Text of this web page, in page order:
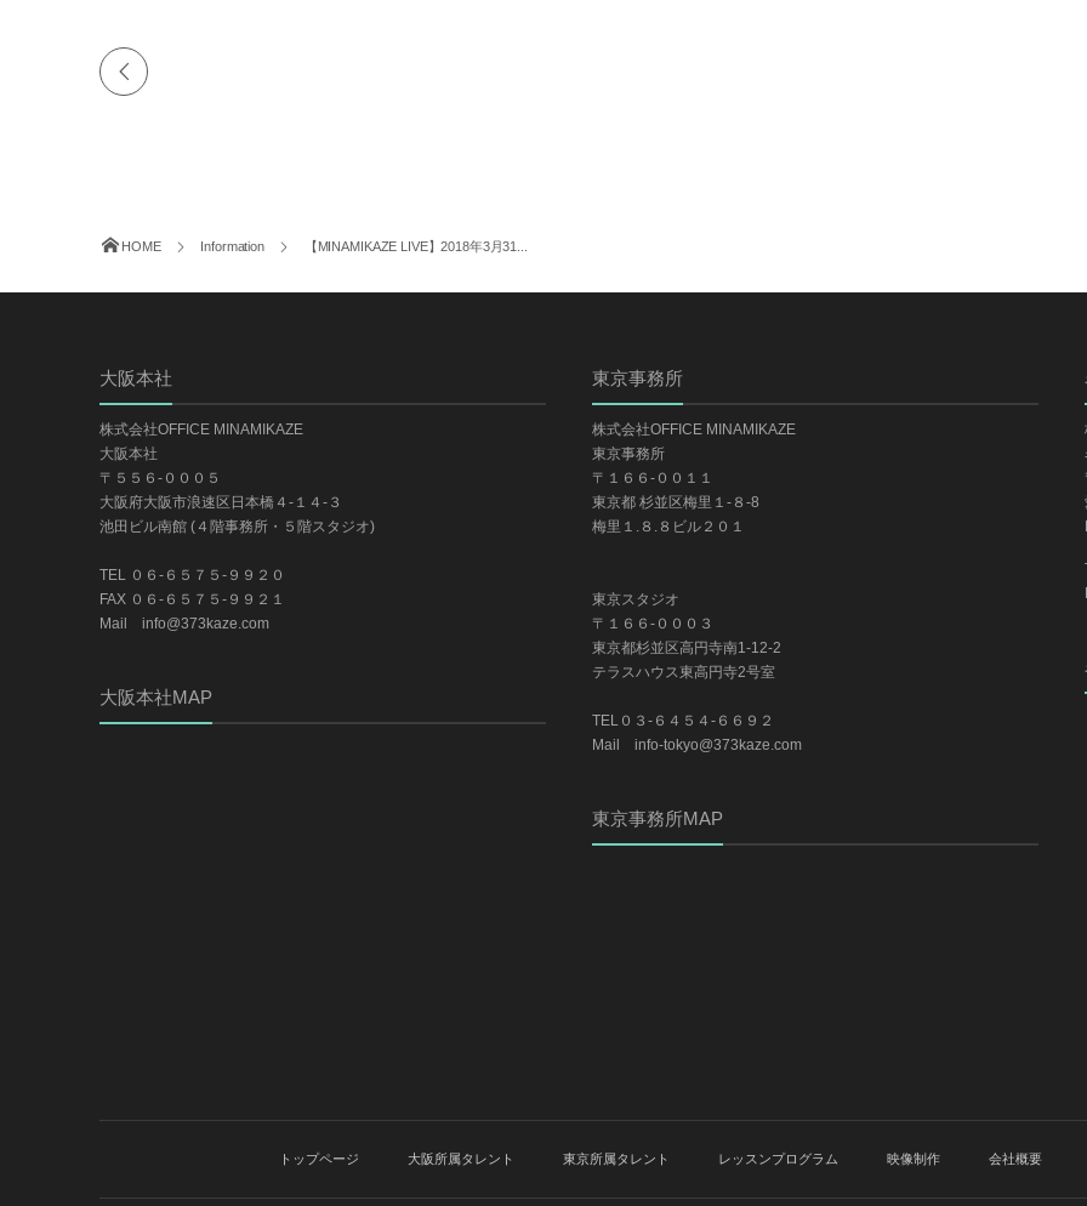
5月 30, 2018
HOME Information 【MINAMIKAZE LIVE】2018年3月31...
大阪本社
株式会社OFFICE MINAMIKAZE
大阪本社
〒５５６-０００５
大阪府大阪市浪速区日本橋４-１４-３
池田ビル南館 (４階事務所・５階スタジオ)
TEL ０６-６５７５-９９２０
FAX ０６-６５７５-９９２１
Mail info@373kaze.com
大阪本社MAP
東京事務所
株式会社OFFICE MINAMIKAZE
東京事務所
〒１６６-００１１
東京都 杉並区梅里１-８-8
梅里１.８.８ビル２０１
東京スタジオ
〒１６６-０００３
東京都杉並区高円寺南1-12-2
テラスハウス東高円寺2号室
TEL０３-６４５４-６６９２
Mail info-tokyo@373kaze.com
東京事務所MAP
トップページ 大阪所属タレント 東京所属タレント レッスンプログラム 映像制作 会社概要